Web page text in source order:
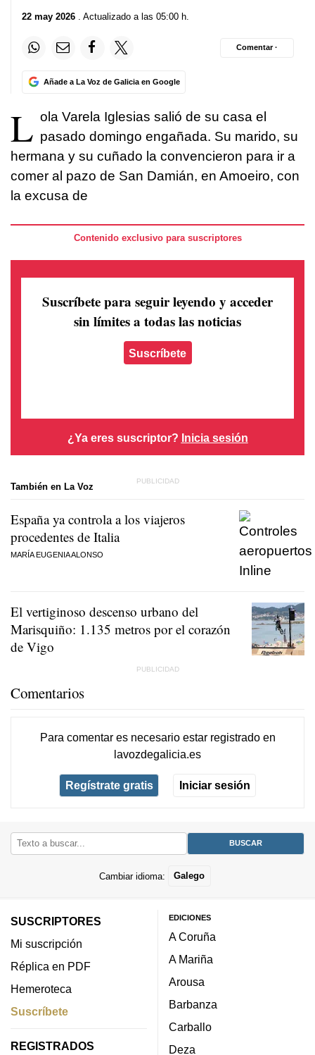
22 may 2026 . Actualizado a las 05:00 h.
Añade a La Voz de Galicia en Google
Comentar ·
L ola Varela Iglesias salió de su casa el
pasado domingo engañada. Su marido, su
hermana y su cuñado la convencieron para ir a
comer al pazo de San Damián, en Amoeiro, con
la excusa de
Contenido exclusivo para suscriptores
Suscríbete para seguir leyendo y acceder
sin límites a todas las noticias
Suscríbete
¿Ya eres suscriptor? Inicia sesión
También en La Voz
España ya controla a los viajeros
procedentes de Italia
MARÍA EUGENIA ALONSO
El vertiginoso descenso urbano del
Marisquiño: 1.135 metros por el corazón
de Vigo
Comentarios
Para comentar es necesario estar registradoen
lavozdegalicia.es
Regístrate gratis Iniciar sesión
Cambiar idioma: Galego
SUSCRIPTORES
Mi suscripción
Réplica en PDF
Hemeroteca
Suscríbete
REGISTRADOS
EDICIONES
A Coruña
A Mariña
Arousa
Barbanza
Carballo
Deza